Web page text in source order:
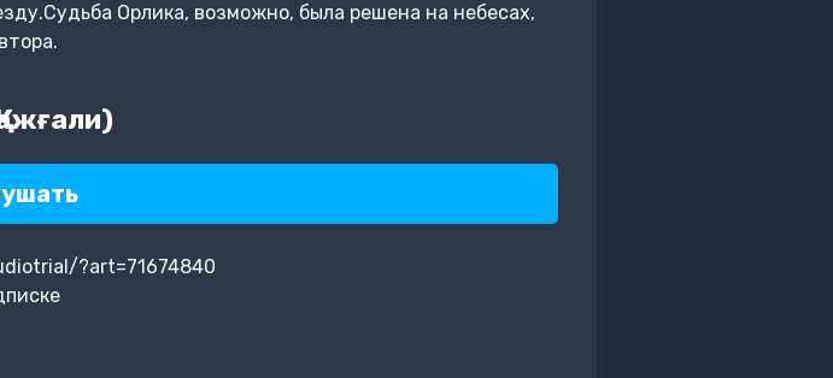
Орлика, возможно, была решена на небесах,
?art=71674840